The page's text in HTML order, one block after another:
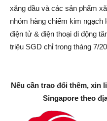
xăng dầu và các sản phẩm
nhóm hàng chiếm kim ngạch
điện tử & điện thoại di động
triệu SGD chỉ trong tháng 7/
Nếu cần trao đổi thêm, xin
Singapore theo